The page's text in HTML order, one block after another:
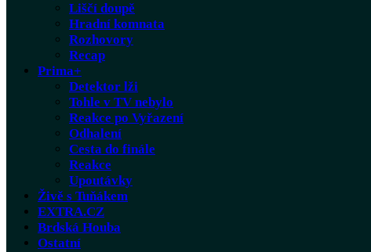
Liščí doupě
Hradní komnata
Rozhovory
Recap
Prima+
Detektor lži
Tohle v TV nebylo
Reakce po Vyřazení
Odhalení
Cesta do finále
Reakce
Upoutávky
Živě s Tuňákem
EXTRA.CZ
Brdská Houba
Ostatní